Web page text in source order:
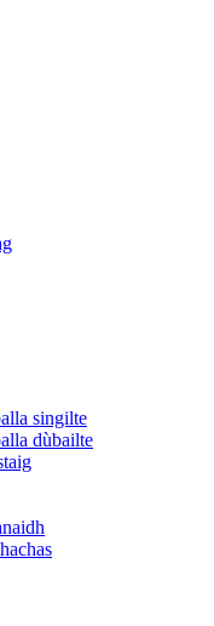
singilte
dùbailte